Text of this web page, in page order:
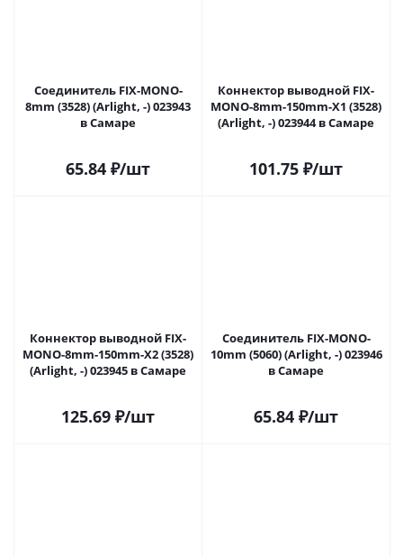
Соединитель FIX-MONO-
8mm (3528) (Arlight, -) 023943
в Самаре
65.84 ₽/шт
Коннектор выводной FIX-
MONO-8mm-150mm-X1 (3528)
(Arlight, -) 023944 в Самаре
101.75 ₽/шт
Коннектор выводной FIX-
MONO-8mm-150mm-X2 (3528)
(Arlight, -) 023945 в Самаре
125.69 ₽/шт
Соединитель FIX-MONO-
10mm (5060) (Arlight, -) 023946
в Самаре
65.84 ₽/шт